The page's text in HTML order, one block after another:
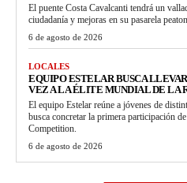
El puente Costa Cavalcanti tendrá un
ciudadanía y mejoras en su pasarela
6 de agosto de 2026
LOCALES
EQUIPO ESTELAR BUSCA
VEZ A LA ÉLITE MUNDIAL DE LA
El equipo Estelar reúne a jóvenes de
busca concretar la primera participación
Competition.
6 de agosto de 2026